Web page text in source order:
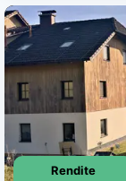
Rendite